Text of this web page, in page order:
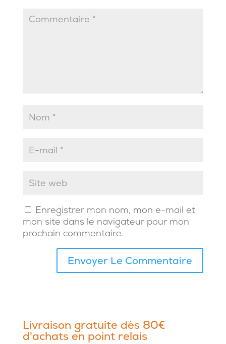
Enregistrer mon nom, mon e-mail et
mon site dans le navigateur pour mon
prochain commentaire.
Livraison gratuite dès 80€
d'achats en point relais